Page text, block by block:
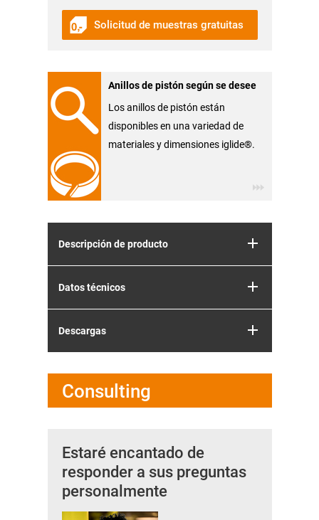
Solicitud de muestras gratuitas
Anillos de pistón según se desee
Los anillos de pistón están
disponibles en una variedad de
materiales y dimensiones iglide®.
Descripción de producto
Datos técnicos
Descargas
Consulting
Estaré encantado de
responder a sus preguntas
personalmente